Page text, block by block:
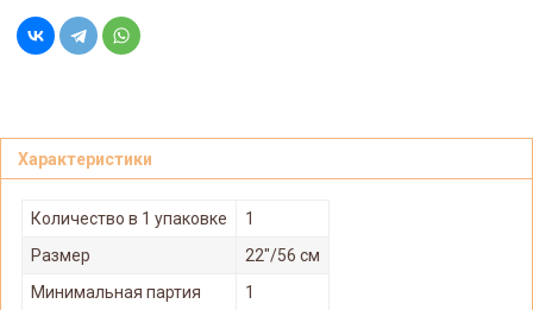
Характеристики
Количество в 1 упаковке
1
Размер
22"/56 см
Минимальная партия
1